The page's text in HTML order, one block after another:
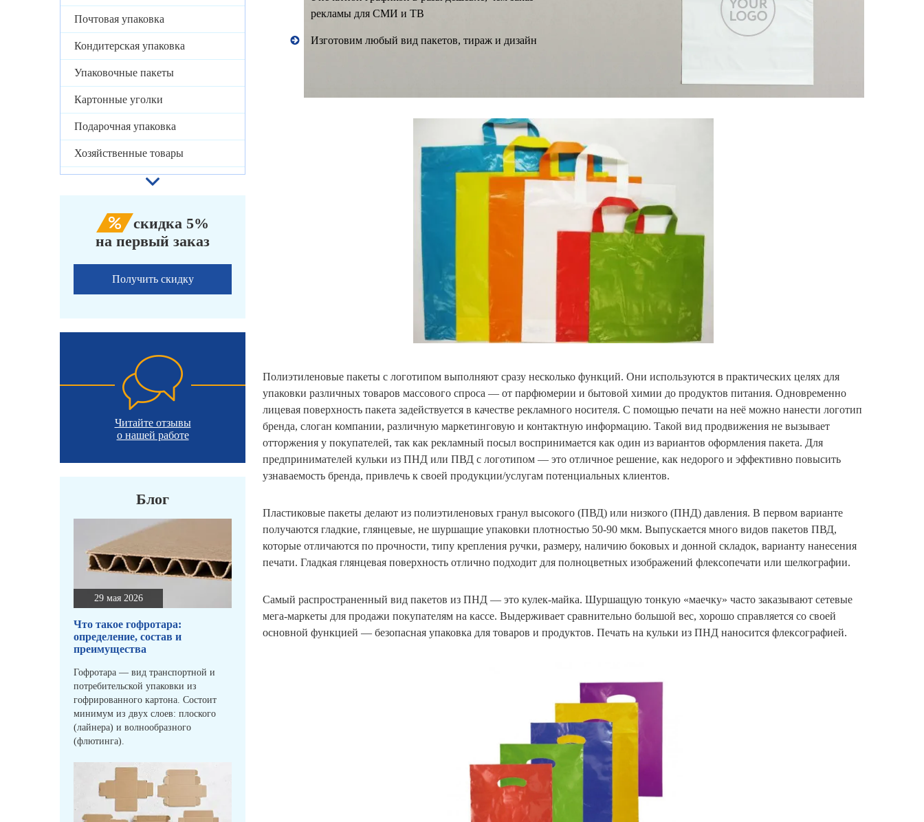
Почтовая упаковка
Кондитерская упаковка
Упаковочные пакеты
Картонные уголки
Подарочная упаковка
Хозяйственные товары
скидка 5%
на первый заказ
Получить скидку
Читайте отзывы
о нашей работе
Блог
29 мая 2026
Что такое гофротара:
определение, состав и
преимущества
Гофротара — вид транспортной и
потребительской упаковки из
гофрированного картона. Состоит
минимум из двух слоев: плоского
(лайнера) и волнообразного
(флютинга).
рекламы для СМИ и ТВ
Изготовим любый вид пакетов, тираж и дизайн
Полиэтиленовые пакеты с логотипом выполняют сразу несколько функций. Они используются в практических целях для
упаковки различных товаров массового спроса — от парфюмерии и бытовой химии до продуктов питания. Одновременно
лицевая поверхность пакета задействуется в качестве рекламного носителя. С помощью печати на неё можно нанести логотип
бренда, слоган компании, различную маркетинговую и контактную информацию. Такой вид продвижения не вызывает
отторжения у покупателей, так как рекламный посыл воспринимается как один из вариантов оформления пакета. Для
предпринимателей кульки из ПНД или ПВД с логотипом — это отличное решение, как недорого и эффективно повысить
узнаваемость бренда, привлечь к своей продукции/услугам потенциальных клиентов.
Пластиковые пакеты делают из полиэтиленовых гранул высокого (ПВД) или низкого (ПНД) давления. В первом варианте
получаются гладкие, глянцевые, не шуршащие упаковки плотностью 50-90 мкм. Выпускается много видов пакетов ПВД,
которые отличаются по прочности, типу крепления ручки, размеру, наличию боковых и донной складок, варианту нанесения
печати. Гладкая глянцевая поверхность отлично подходит для полноцветных изображений флексопечати или шелкографии.
Самый распространенный вид пакетов из ПНД — это кулек-майка. Шуршащую тонкую «маечку» часто заказывают сетевые
мега-маркеты для продажи покупателям на кассе. Выдерживает сравнительно большой вес, хорошо справляется со своей
основной функцией — безопасная упаковка для товаров и продуктов. Печать на кульки из ПНД наносится флексографией.